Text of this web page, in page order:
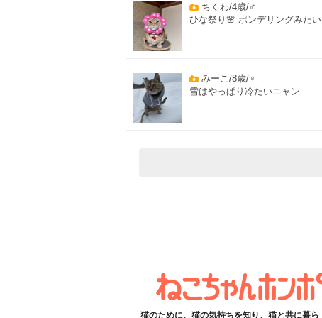
ちくわ/4歳/♂
ひな祭り🌸 ポンデリングみたい
みーこ/8歳/♀
雪はやっぱり冷たいニャン
猫のために、猫の気持ちを知り、猫と共に暮ら